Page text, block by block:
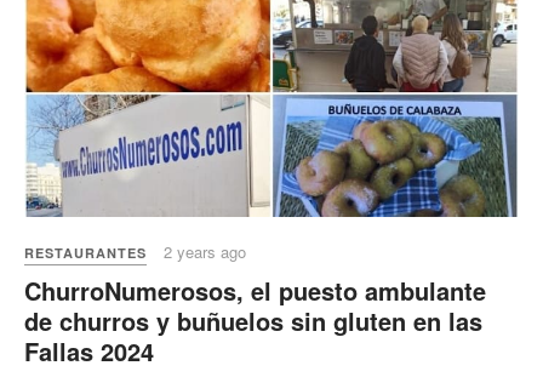
RESTAURANTES 2 years ago
ChurroNumerosos, el puesto ambulante
de churros y buñuelos sin gluten en las
Fallas 2024